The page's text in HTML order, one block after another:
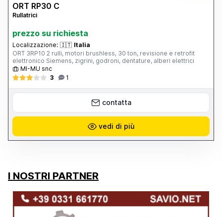
ORT RP30 C
Rullatrici
prezzo su richiesta
Localizzazione: 🇮🇹 Italia
ORT 3RP10 2 rulli, motori brushless, 30 ton, revisione e retrofit
elettronico Siemens, zigrini, godroni, dentature, alberi elettrici
MI-MU snc
3
1
contatta
vedi di più
I NOSTRI PARTNER